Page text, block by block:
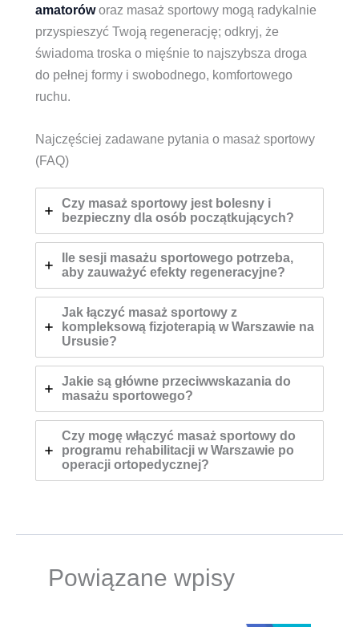
amatoróworaz masaż sportowy mogą radykalnie
przyspieszyć Twoją regenerację; odkryj, że
świadoma troska o mięśnie to najszybsza droga
do pełnej formy i swobodnego, komfortowego
ruchu.
Najczęściej zadawane pytania o masaż sportowy
(FAQ)
Czy masaż sportowy jest bolesny i
bezpieczny dla osób początkujących?
Ile sesji masażu sportowego potrzeba,
aby zauważyć efekty regeneracyjne?
Jak łączyć masaż sportowy z
kompleksową fizjoterapią w Warszawie na
Ursusie?
Jakie są główne przeciwwskazania do
masażu sportowego?
Czy mogę włączyć masaż sportowy do
programu rehabilitacji w Warszawie po
operacji ortopedycznej?
Powiązane wpisy